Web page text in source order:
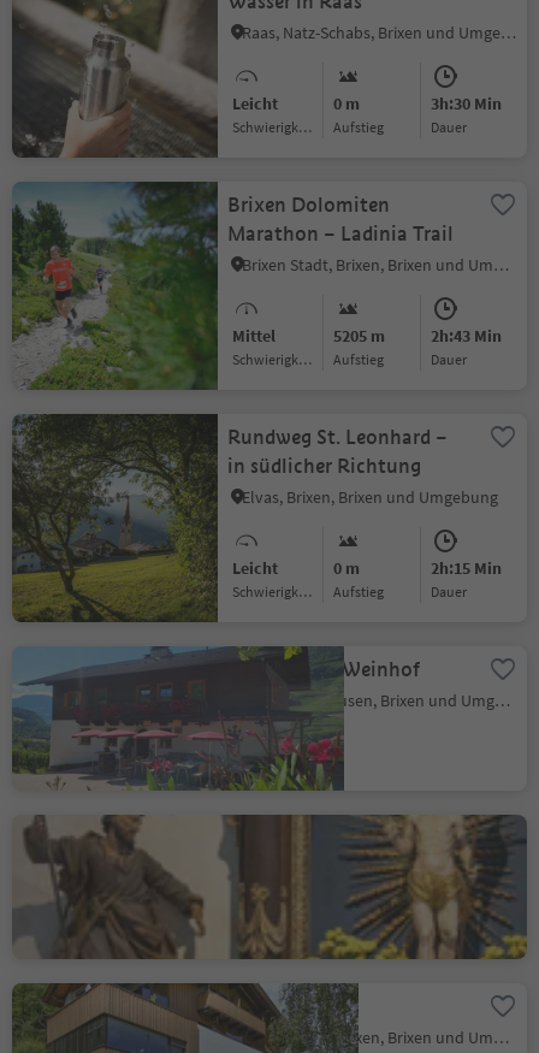
Raas, Natz-Schabs, Brixen und Umgebung
Leicht
Schwierigkeitsgrad
0 m
Aufstieg
3h:30 Min
Dauer
Brixen Dolomiten
Marathon – Ladinia Trail
Brixen Stadt, Brixen, Brixen und Umgebung
Mittel
Schwierigkeitsgrad
5205 m
Aufstieg
2h:43 Min
Dauer
Rundweg St. Leonhard –
in südlicher Richtung
Elvas, Brixen, Brixen und Umgebung
Leicht
Schwierigkeitsgrad
0 m
Aufstieg
2h:15 Min
Dauer
Martscholer Weinhof
Gufidaun, Klausen, Brixen und Umgebung
St. Cyrillus Kirche
Pfeffersberg, Brixen, Brixen und Umgebung
Gummererhof
Pfeffersberg, Brixen, Brixen und Umgebung